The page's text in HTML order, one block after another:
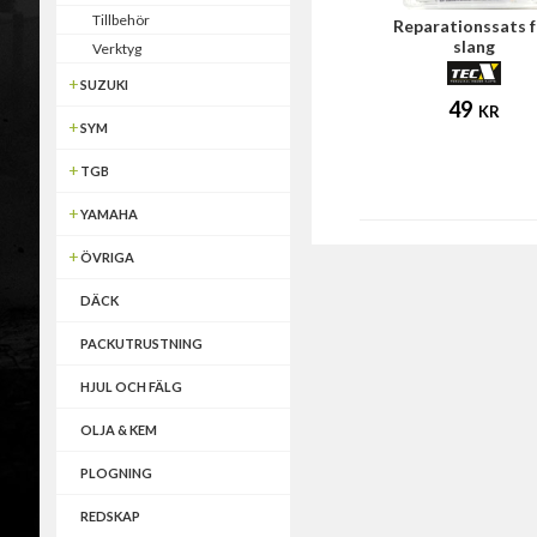
Tillbehör
Verktyg
SUZUKI
SYM
TGB
YAMAHA
ÖVRIGA
DÄCK
PACKUTRUSTNING
HJUL OCH FÄLG
OLJA & KEM
PLOGNING
REDSKAP
Reparationssats
slang
49 KR